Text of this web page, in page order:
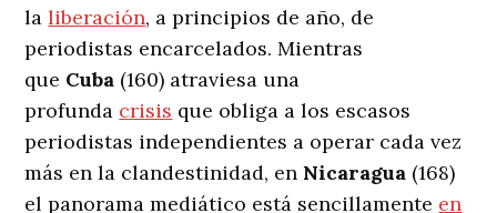
laliberación, a principios de año, de
periodistas encarcelados. Mientras
que Cuba (160) atraviesa una
profunda crisis que obliga a los escasos
periodistas independientes a operar cada vez
más en la clandestinidad, en Nicaragua (168)
el panorama mediático está sencillamente en